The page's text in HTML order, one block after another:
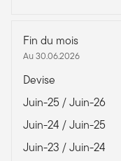
Fin du mois
Au 30.06.2026
Devise
Juin-25 / Juin-26
Juin-24 / Juin-25
Juin-23 / Juin-24